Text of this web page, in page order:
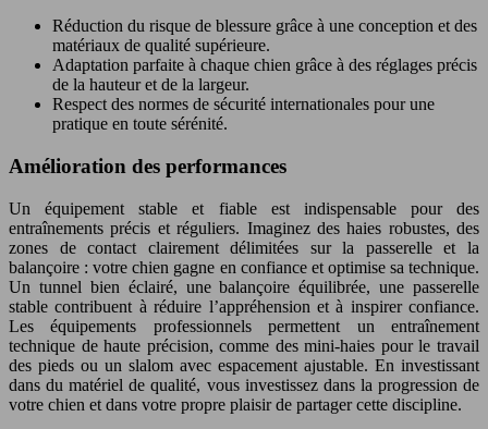
Réduction du risque de blessure grâce à une conception et des
matériaux de qualité supérieure.
Adaptation parfaite à chaque chien grâce à des réglages précis
de la hauteur et de la largeur.
Respect des normes de sécurité internationales pour une
pratique en toute sérénité.
Amélioration des performances
Un équipement stable et fiable est indispensable pour des
entraînements précis et réguliers. Imaginez des haies robustes, des
zones de contact clairement délimitées sur la passerelle et la
balançoire : votre chien gagne en confiance et optimise sa technique.
Un tunnel bien éclairé, une balançoire équilibrée, une passerelle
stable contribuent à réduire l’appréhension et à inspirer confiance.
Les équipements professionnels permettent un entraînement
technique de haute précision, comme des mini-haies pour le travail
des pieds ou un slalom avec espacement ajustable. En investissant
dans du matériel de qualité, vous investissez dans la progression de
votre chien et dans votre propre plaisir de partager cette discipline.